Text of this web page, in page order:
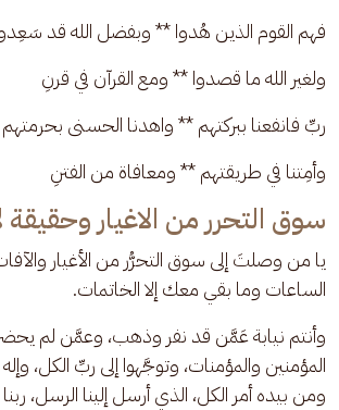
فهم القوم الذين هُدوا ** وبفضل الله قد
ولغير الله ما قصدوا ** ومع القرآن في قرنِ
ربِّ فانفعنا ببركتهم ** واهدنا الحسنى بحرمتهم
وأمِتنا في طريقتهم ** ومعافاة من الفتنِ
سوق التحرر من الاغيار وحقيقة
يا من وصلتَ إلى سوق التحرُّر من الأغيار
الساعات وما بقي معك إلا الخاتمات.
وأنتم نيابة عَمَّن قد نفر وذهب، وعمَّن لم
المؤمنين والمؤمنات، وتوجَّهوا إلى ربِّ الكل،
ومن بيده أمر الكل، الذي أرسل إلينا الرسل،